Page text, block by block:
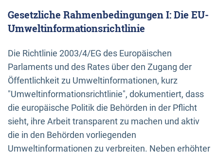
Gesetzliche Rahmenbedingungen I: Die EU-
Umweltinformationsrichtlinie
Die Richtlinie 2003/4/EG des Europäischen
Parlaments und des Rates über den Zugang der
Öffentlichkeit zu Umweltinformationen, kurz
"Umweltinformationsrichtlinie", dokumentiert, dass
die europäische Politik die Behörden in der Pflicht
sieht, ihre Arbeit transparent zu machen und aktiv
die in den Behörden vorliegenden
Umweltinformationen zu verbreiten. Neben erhöhter